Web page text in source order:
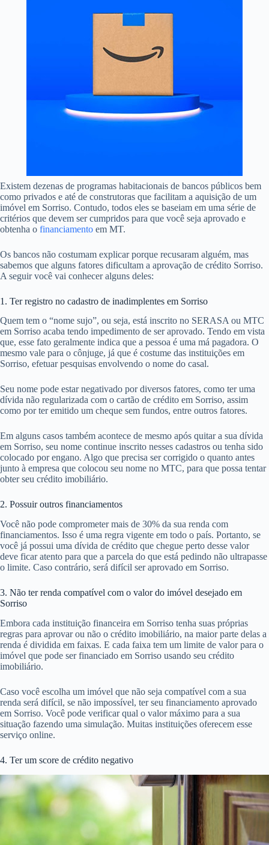
Existem dezenas de programas habitacionais de bancos públicos bem
como privados e até de construtoras que facilitam a aquisição de um
imóvel em Sorriso. Contudo, todos eles se baseiam em uma série de
critérios que devem ser cumpridos para que você seja aprovado e
obtenha o financiamento em MT.
Os bancos não costumam explicar porque recusaram alguém, mas
sabemos que alguns fatores dificultam a aprovação de crédito Sorriso.
A seguir você vai conhecer alguns deles:
1. Ter registro no cadastro de inadimplentes em Sorriso
Quem tem o “nome sujo”, ou seja, está inscrito no SERASA ou MTC
em Sorriso acaba tendo impedimento de ser aprovado. Tendo em vista
que, esse fato geralmente indica que a pessoa é uma má pagadora. O
mesmo vale para o cônjuge, já que é costume das instituições em
Sorriso, efetuar pesquisas envolvendo o nome do casal.
Seu nome pode estar negativado por diversos fatores, como ter uma
dívida não regularizada com o cartão de crédito em Sorriso, assim
como por ter emitido um cheque sem fundos, entre outros fatores.
Em alguns casos também acontece de mesmo após quitar a sua dívida
em Sorriso, seu nome continue inscrito nesses cadastros ou tenha sido
colocado por engano. Algo que precisa ser corrigido o quanto antes
junto à empresa que colocou seu nome no MTC, para que possa tentar
obter seu crédito imobiliário.
2. Possuir outros financiamentos
Você não pode comprometer mais de 30% da sua renda com
financiamentos. Isso é uma regra vigente em todo o país. Portanto, se
você já possui uma dívida de crédito que chegue perto desse valor
deve ficar atento para que a parcela do que está pedindo não ultrapasse
o limite. Caso contrário, será difícil ser aprovado em Sorriso.
3. Não ter renda compatível com o valor do imóvel desejado em
Sorriso
Embora cada instituição financeira em Sorriso tenha suas próprias
regras para aprovar ou não o crédito imobiliário, na maior parte delas a
renda é dividida em faixas. E cada faixa tem um limite de valor para o
imóvel que pode ser financiado em Sorriso usando seu crédito
imobiliário.
Caso você escolha um imóvel que não seja compatível com a sua
renda será difícil, se não impossível, ter seu financiamento aprovado
em Sorriso. Você pode verificar qual o valor máximo para a sua
situação fazendo uma simulação. Muitas instituições oferecem esse
serviço online.
4. Ter um score de crédito negativo